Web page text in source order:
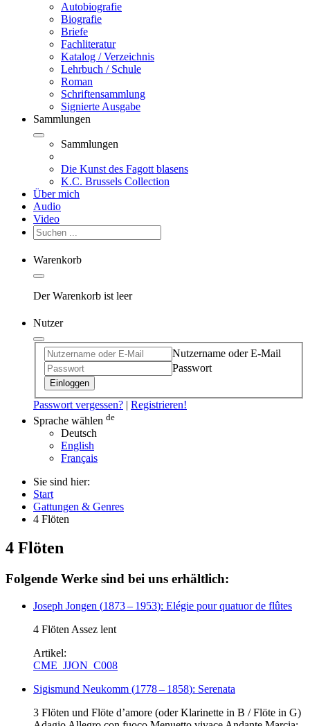
Autobiografie
Biografie
Briefe
Fachliteratur
Katalog / Verzeichnis
Lehrbuch / Schule
Roman
Schriftensammlung
Signierte Ausgabe
Sammlungen
Sammlungen
Die Kunst des Fagott blasens
K.C. Brussels Collection
Über mich
Audio
Video
Warenkorb
Der Warenkorb ist leer
Nutzer
Nutzername oder E-Mail
Passwort
Einloggen
Passwort vergessen? | Registrieren!
Sprache wählen de
Deutsch
English
Français
Sie sind hier:
Start
Gattungen & Genres
4 Flöten
4 Flöten
Folgende Werke sind bei uns erhältlich:
Joseph Jongen (1873– 1953): Elégie pour quatuor de flûtes
4 Flöten Assez lent
Artikel:
CME_JJON_C008
Sigismund Neukomm (1778– 1858): Serenata
3 Flöten und Flöte d’amore (oder Klarinette in B / Flöte in G)